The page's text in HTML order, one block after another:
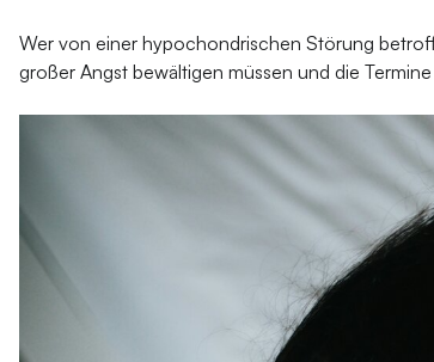
Wer von einer hypochondrischen Störung
großer Angst bewältigen müssen und die